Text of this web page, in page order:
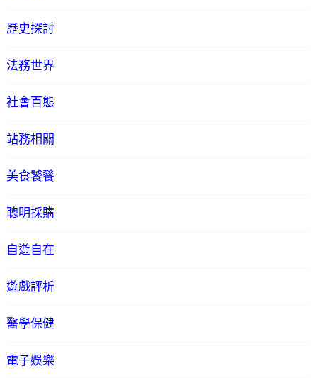
歷史探討
法務世界
社會百態
站務相關
美食饕餮
聰明採購
自遊自在
遊戲評析
醫學保健
電子娛樂